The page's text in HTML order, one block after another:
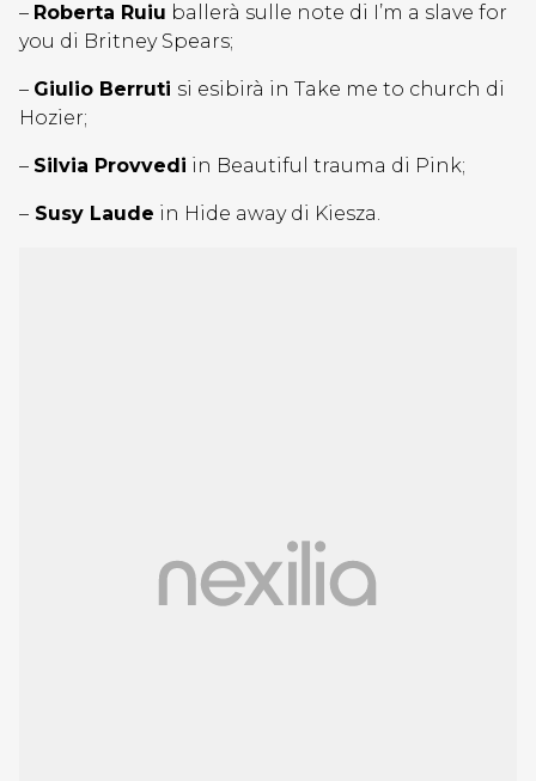
– Roberta Ruiu ballerà sulle note di I’m a slave for
you di Britney Spears;
– Giulio Berruti si esibirà in Take me to church di
Hozier;
– Silvia Provvedi in Beautiful trauma di Pink;
– Susy Laude in Hide away di Kiesza.